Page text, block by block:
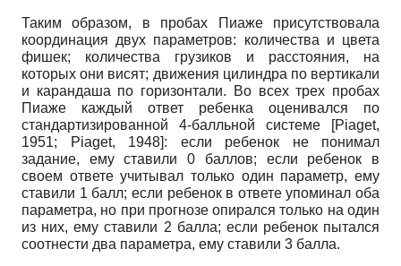
Таким образом, в пробах Пиаже присутствовала
координация двух параметров: количества и цвета
фишек; количества грузиков и расстояния, на
которых они висят; движения цилиндра по вертикали
и карандаша по горизонтали. Во всех трех пробах
Пиаже каждый ответ ребенка оценивался по
стандартизированной 4-балльной системе
[Piaget,
1951; Piaget, 1948]: если ребенок не понимал
задание, ему ставили 0 баллов; если ребенок в
своем ответе учитывал только один параметр, ему
ставили 1 балл; если ребенок в ответе упоминал оба
параметра, но при прогнозе опирался только на один
из них, ему ставили 2 балла; если ребенок пытался
соотнести два параметра, ему ставили 3 балла.